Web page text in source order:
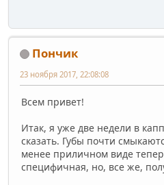
Пончик
23 ноября 2017, 22:08:08
Всем привет!
Итак, я уже две недели в
сказать. Губы почти
менее приличном виде
специфичная, но, все же,